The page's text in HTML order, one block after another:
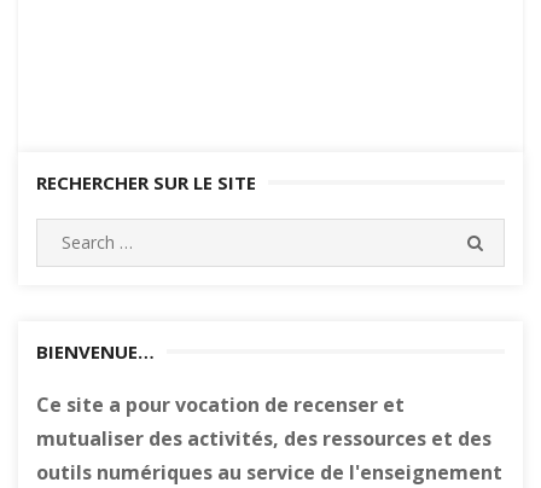
RECHERCHER SUR LE SITE
Search
for:
BIENVENUE…
Ce site a pour vocation de recenser et
mutualiser des activités, des ressources et des
outils numériques au service de l'enseignement